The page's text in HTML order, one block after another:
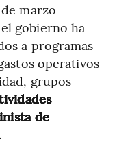
marzo
gobierno ha
a programas
operativos
grupos
de